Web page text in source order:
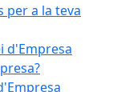
per a la teva
d'Empresa